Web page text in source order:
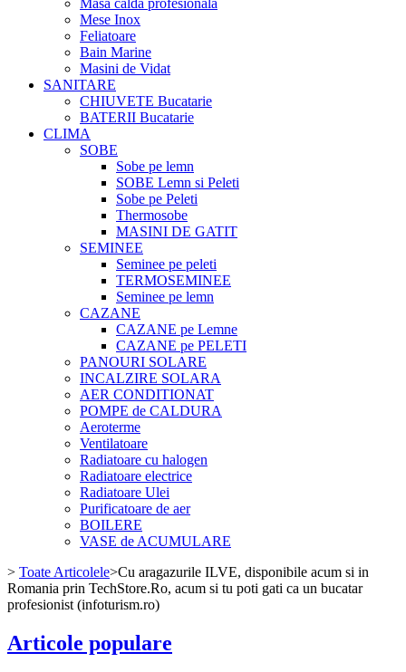
Masa calda profesionala
Mese Inox
Feliatoare
Bain Marine
Masini de Vidat
SANITARE
CHIUVETE Bucatarie
BATERII Bucatarie
CLIMA
SOBE
Sobe pe lemn
SOBE Lemn si Peleti
Sobe pe Peleti
Thermosobe
MASINI DE GATIT
SEMINEE
Seminee pe peleti
TERMOSEMINEE
Seminee pe lemn
CAZANE
CAZANE pe Lemne
CAZANE pe PELETI
PANOURI SOLARE
INCALZIRE SOLARA
AER CONDITIONAT
POMPE de CALDURA
Aeroterme
Ventilatoare
Radiatoare cu halogen
Radiatoare electrice
Radiatoare Ulei
Purificatoare de aer
BOILERE
VASE de ACUMULARE
> Toate Articolele>Cu aragazurile ILVE, disponibile acum si in
Romania prin TechStore.Ro, acum si tu poti gati ca un bucatar
profesionist (infoturism.ro)
Articole populare